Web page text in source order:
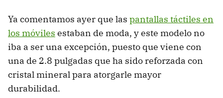
Ya comentamos ayer que las pantallas táctiles en
los móviles estaban de moda, y este modelo no
iba a ser una excepción, puesto que viene con
una de 2.8 pulgadas que ha sido reforzada con
cristal mineral para atorgarle mayor
durabilidad.